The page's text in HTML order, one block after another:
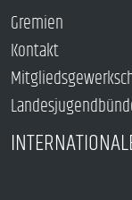
Gremien
Kontakt